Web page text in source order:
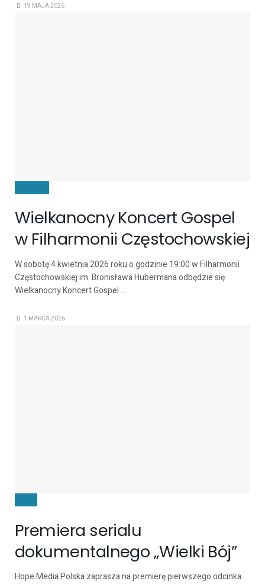
19 MAJA 2026
Wielkanocny Koncert Gospel
w Filharmonii Częstochowskiej
W sobotę 4 kwietnia 2026 roku o godzinie 19:00 w Filharmonii
Częstochowskiej im. Bronisława Hubermana odbędzie się
Wielkanocny Koncert Gospel ...
1 MARCA 2026
Premiera serialu
dokumentalnego „Wielki Bój”
Hope Media Polska zaprasza na premierę pierwszego odcinka